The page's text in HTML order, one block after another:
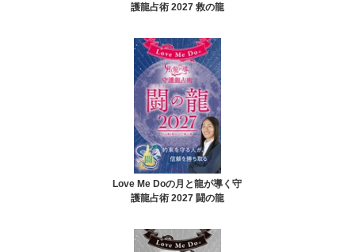
護龍占術 2027 救の龍
Love Me Doの月と龍が導く守
護龍占術 2027 闘の龍